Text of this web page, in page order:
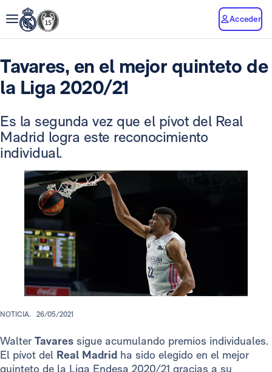
Acceder
Tavares, en el mejor quinteto de
la Liga 2020/21
Es la segunda vez que el pívot del Real
Madrid logra este reconocimiento
individual.
NOTICIA. 26/05/2021
Walter Tavares sigue acumulando premios individuales.
El pívot del Real Madrid ha sido elegido en el mejor
quinteto de la Liga Endesa 2020/21 gracias a su